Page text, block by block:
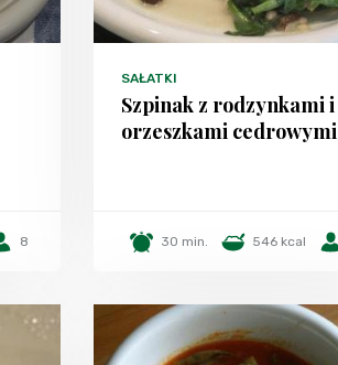
8
SAŁATKI
Szpinak z rodzynkami i
orzeszkami cedrowymi
30 min. 546 kcal